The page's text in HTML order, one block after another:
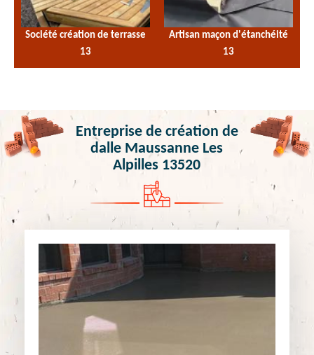
Société création de terrasse
13
Artisan maçon d'étanchéité
13
Entreprise de création de
dalle Maussanne Les
Alpilles 13520